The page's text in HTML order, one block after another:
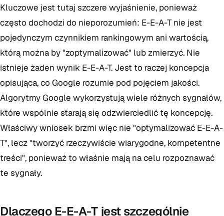
Kluczowe jest tutaj szczere wyjaśnienie, ponieważ
często dochodzi do nieporozumień: E-E-A-T nie jest
pojedynczym czynnikiem rankingowym ani wartością,
którą można by "zoptymalizować" lub zmierzyć. Nie
istnieje żaden wynik E-E-A-T. Jest to raczej koncepcja
opisująca, co Google rozumie pod pojęciem jakości.
Algorytmy Google wykorzystują wiele różnych sygnałów,
które wspólnie starają się odzwierciedlić tę koncepcję.
Właściwy wniosek brzmi więc nie "optymalizować E-E-A-
T", lecz "tworzyć rzeczywiście wiarygodne, kompetentne
treści", ponieważ to właśnie mają na celu rozpoznawać
te sygnały.
Dlaczego E-E-A-T jest szczególnie